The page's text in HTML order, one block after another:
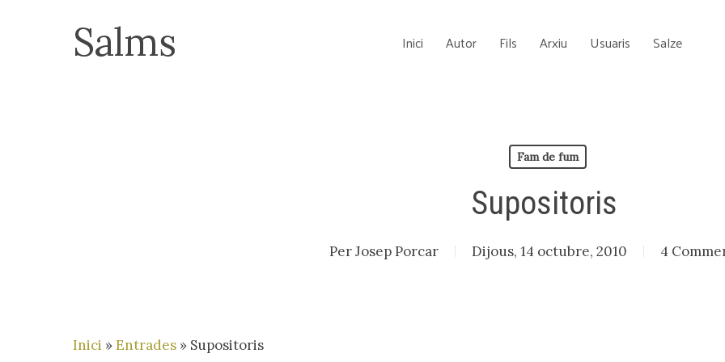
Salms Inici Autor Fils Arxiu Usuaris Salze
Fam de fum
Supositoris
Per Josep Porcar Dijous, 14 octubre, 2010 4
Inici »Entrades » Supositoris